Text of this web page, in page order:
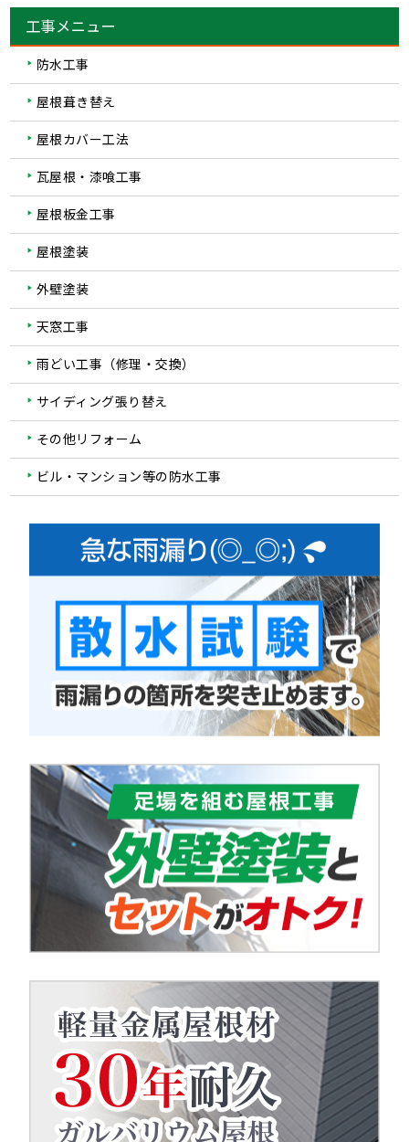
工事メニュー
防水工事
屋根葺き替え
屋根カバー工法
瓦屋根・漆喰工事
屋根板金工事
屋根塗装
外壁塗装
天窓工事
雨どい工事（修理・交換）
サイディング張り替え
その他リフォーム
ビル・マンション等の防水工事